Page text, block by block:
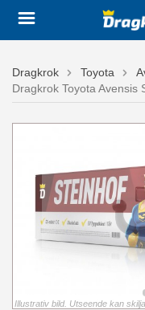
Dragkrok Toyota
Dragkrok Toyota Avensis
Illustrativ bild. Utseende kan